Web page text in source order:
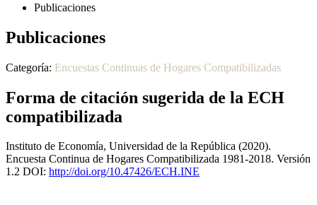
Publicaciones
Publicaciones
Categoría: Encuestas Continuas de Hogares Compatibilizadas
Forma de citación sugerida de la ECH
compatibilizada
Instituto de Economía, Universidad de la República (2020).
Encuesta Continua de Hogares Compatibilizada 1981-2018. Versión
1.2 DOI: http://doi.org/10.47426/ECH.INE